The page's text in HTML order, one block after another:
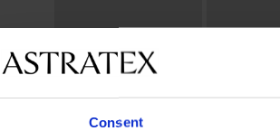
Consent